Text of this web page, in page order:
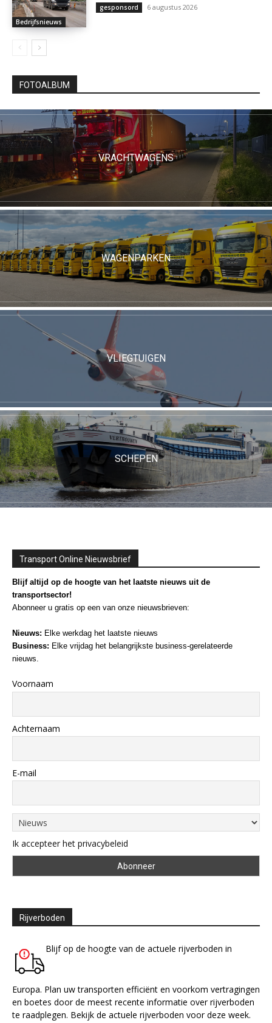
Bedrijfsnieuws
gesponsord 6 augustus 2026
FOTOALBUM
VRACHTWAGENS
WAGENPARKEN
VLIEGTUIGEN
SCHEPEN
Transport Online Nieuwsbrief
Blijf altijd op de hoogte van het laatste nieuws uit de
transportsector!
Abonneer u gratis op een van onze nieuwsbrieven:
Nieuws: Elke werkdag het laatste nieuws
Business: Elke vrijdag het belangrijkste business-gerelateerde
nieuws.
Voornaam
Achternaam
E-mail
Ik accepteer het privacybeleid
Rijverboden
Blijf op de hoogte van de actuele rijverboden in
Europa. Plan uw transporten efficiënt en voorkom vertragingen
en boetes door de meest recente informatie over rijverboden
te raadplegen. Bekijk de actuele rijverboden voor deze week.